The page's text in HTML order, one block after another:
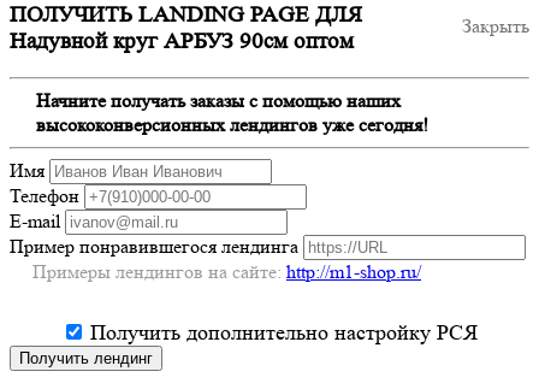
Закрыть
ПОЛУЧИТЬ LANDING PAGE ДЛЯ
Надувной круг АРБУЗ 90см оптом
Начните получать заказы с помощью наших
высококонверсионных лендингов уже сегодня!
Имя
Телефон
E-mail
Пример понравившегося лендинга
Примеры лендингов на сайте: http://m1-shop.ru/
Получить дополнительно настройку РСЯ
Получить лендинг